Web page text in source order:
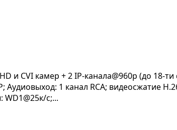
и CVI камер + 2 IP-канала@960p (до 18-
Аудиовыход: 1 канал RCA; видеосжатие
с;...